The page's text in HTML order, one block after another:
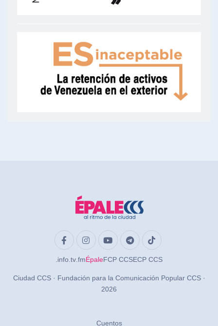
.info.tv.fmÉpaleFCP CCSECP CCS
Ciudad CCS · Fundación para la Comunicación Popular CCS ·
2026
Cuentos